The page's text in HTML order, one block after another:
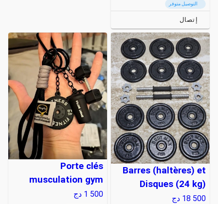
التوصيل متوفر
إتصال
Barres (haltères) et
Disques (24 kg)
18 500 دج
Porte clés
musculation gym
1 500 دج